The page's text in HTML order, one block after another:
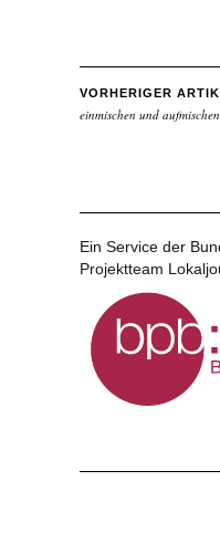
VORHERIGER
einmischen und
Ein Service der
Projektteam